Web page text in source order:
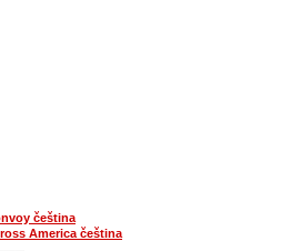
čeština
America čeština